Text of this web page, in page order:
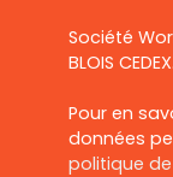
Société
BLOIS CEDEX.
Pour en
données
politique